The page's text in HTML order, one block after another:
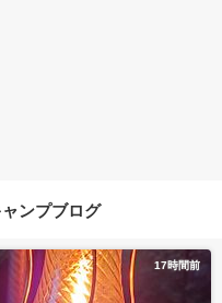
ンプブログ
17時間前